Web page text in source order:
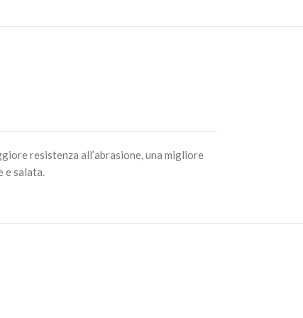
CARRELLO
resistenza all’abrasione, una migliore
e salata.